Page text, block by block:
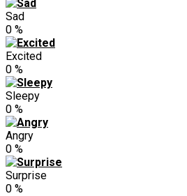
Sad
0 %
Excited
0 %
Sleepy
0 %
Angry
0 %
Surprise
0 %